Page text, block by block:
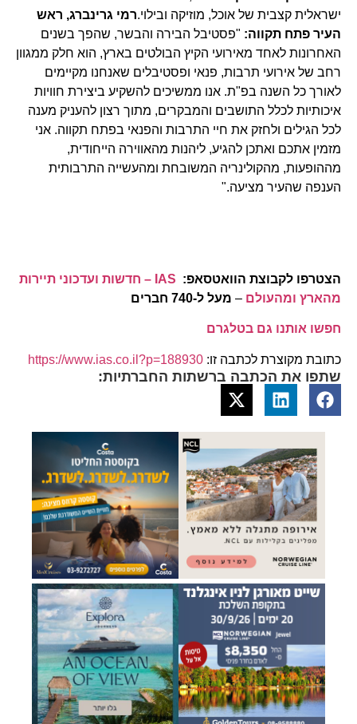
ישראלית קצבית של אוכל, מוזיקה ובילוי.רמי גרינברג, ראש
העיר פתח תקווה: "פסטיבל הבירה והבשר, שהפך בשנים
האחרונות לאחד מאירועי הקיץ הבולטים בארץ, הוא חלק ממגוון
רחב של אירועי תרבות, פנאי ופסטיבלים שאנחנו מקיימים
לאורך כל השנה בפ"ת. אנו ממשיכים להשקיע ביצירת חוויות
איכותיות לכלל התושבים והמבקרים, מתוך רצון להעניק מענה
לכל הגילים ולחזק את חיי התרבות והפנאי בפתח תקווה. אני
מזמין אתכם ואתכן להגיע, ליהנות מהאווירה הייחודית,
מההופעות, מהקולינריה המשובחת ומהעשייה התרבותית
הענפה שהעיר מציעה."
הצטרפו לקבוצת הוואטסאפ:
IAS – חדשות ועדכוני תיירות
מהארץ ומהעולם – מעל ל-740 חברים
חפשו אותנו גם בטלגרם
כתובת מקוצרת לכתבה זו: https://www.ias.co.il?p=188930
שתפו את הכתבה ברשתות החברתיות: